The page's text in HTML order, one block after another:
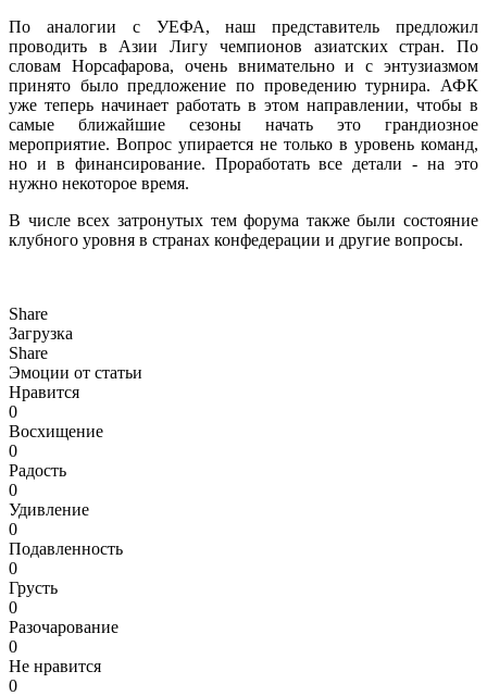
По аналогии с УЕФА, наш представитель предложил
проводить в Азии Лигу чемпионов азиатских стран. По
словам Норсафарова, очень внимательно и с энтузиазмом
принято было предложение по проведению турнира. АФК
уже теперь начинает работать в этом направлении, чтобы в
самые ближайшие сезоны начать это грандиозное
мероприятие. Вопрос упирается не только в уровень команд,
но и в финансирование. Проработать все детали - на это
нужно некоторое время.
В числе всех затронутых тем форума также были состояние
клубного уровня в странах конфедерации и другие вопросы.
Share
Загрузка
Share
Эмоции от статьи
Нравится
0
Восхищение
0
Радость
0
Удивление
0
Подавленность
0
Грусть
0
Разочарование
0
Не нравится
0